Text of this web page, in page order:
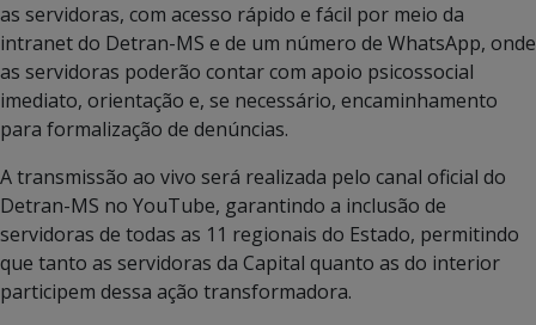
as servidoras, com acesso rápido e fácil por meio da
intranet do Detran-MS e de um número de WhatsApp, onde
as servidoras poderão contar com apoio psicossocial
imediato, orientação e, se necessário, encaminhamento
para formalização de denúncias.
A transmissão ao vivo será realizada pelo canal oficial do
Detran-MS no YouTube, garantindo a inclusão de
servidoras de todas as 11 regionais do Estado, permitindo
que tanto as servidoras da Capital quanto as do interior
participem dessa ação transformadora.